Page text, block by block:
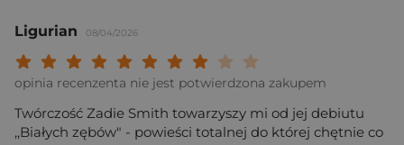
Ligurian 08/04/2026
Twoja ocena:
Twoja ocena: Wybitna 9/
Twoja ocena: Rewelacyjna 8/
Twoja ocena: Bardzo dobra 7/10"
Twoja ocena: Dobra 6/10"
Twoja ocena: Przeciętna 5/10"
Twoja ocena: Może być 4/10"
Twoja ocena: Słaba 3/10"
Twoja ocena: Bardzo słaba 2/10"
Twoja ocena: Beznadziejna 1/10"
opinia recenzenta nie jest potwierdzona zakupem
Twórczość Zadie Smith towarzyszy mi od jej debiutu
,,Białych zębów" - powieści totalnej do której chętnie co